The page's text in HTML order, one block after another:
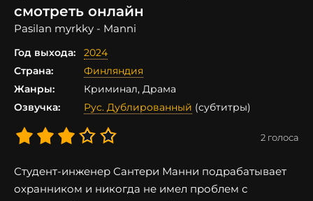
смотреть онлайн
Pasilan myrkky - Manni
Год выхода:
2024
Страна:
Финляндия
Жанры:
Криминал, Драма
Озвучка:
Рус. Дублированный (субтитры)
2 голоса
Студент-инженер Сантери Манни подрабатывает
охранником и никогда не имел проблем с